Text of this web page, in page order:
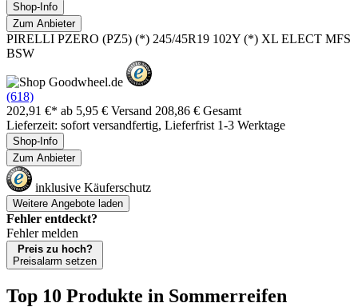
Shop-Info
Zum Anbieter
PIRELLI PZERO (PZ5) (*) 245/45R19 102Y (*) XL ELECT MFS
BSW
(618)
202,91 €* ab 5,95 € Versand 208,86 € Gesamt
Lieferzeit: sofort versandfertig, Lieferfrist 1-3 Werktage
Shop-Info
Zum Anbieter
inklusive Käuferschutz
Weitere Angebote laden
Fehler entdeckt?
Fehler melden
Preis zu hoch?
Preisalarm setzen
Top 10 Produkte in Sommerreifen